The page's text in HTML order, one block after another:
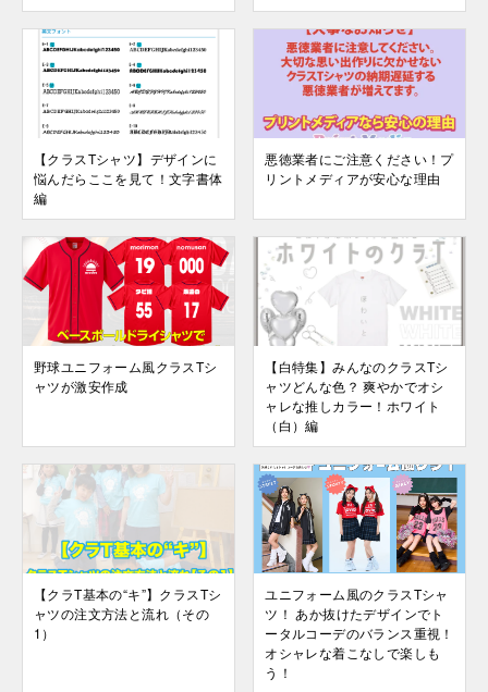
【クラスTシャツ】デザインに
悩んだらここを見て！文字書体
編
悪徳業者にご注意ください！プ
リントメディアが安心な理由
野球ユニフォーム風クラスTシ
ャツが激安作成
【白特集】みんなのクラスTシ
ャツどんな色？ 爽やかでオシ
ャレな推しカラー！ホワイト
（白）編
【クラT基本の“キ”】クラスTシ
ャツの注文方法と流れ（その
1）
ユニフォーム風のクラスTシャ
ツ！ あか抜けたデザインでト
ータルコーデのバランス重視！
オシャレな着こなしで楽しも
う！